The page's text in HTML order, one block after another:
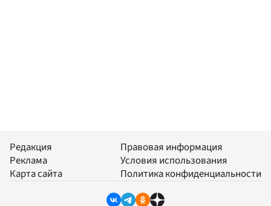
Редакция
Реклама
Карта сайта
Правовая информация
Условия использования
Политика конфиденциальности